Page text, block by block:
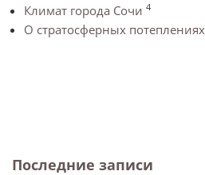
Климат города Сочи 4
О стратосферных потеплениях
Последние записи